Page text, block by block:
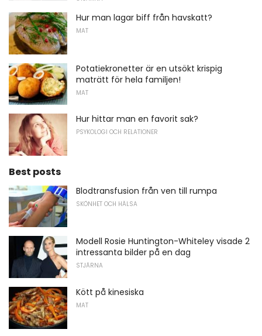
Hur man lagar biff från havskatt?
MAT
Potatiekronetter är en utsökt krispig
maträtt för hela familjen!
MAT
Hur hittar man en favorit sak?
PSYKOLOGI OCH RELATIONER
Best posts
Blodtransfusion från ven till rumpa
SKÖNHET OCH HÄLSA
Modell Rosie Huntington-Whiteley visade 2
intressanta bilder på en dag
STJÄRNA
Kött på kinesiska
MAT